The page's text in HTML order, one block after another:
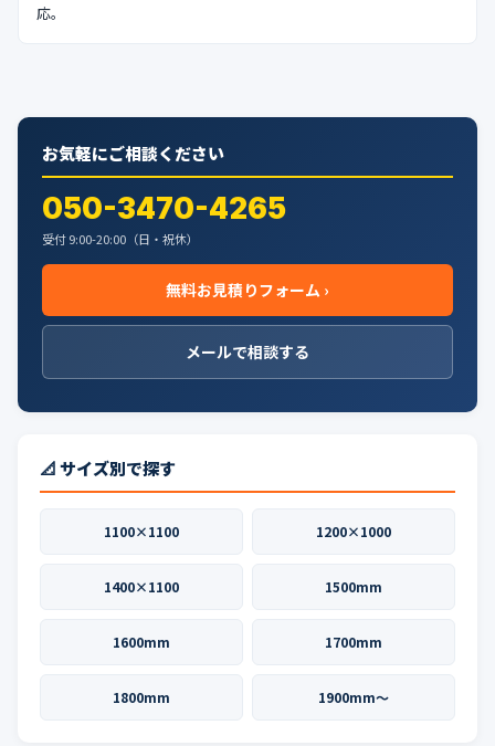
応。
お気軽にご相談ください
050-3470-4265
受付 9:00-20:00（日・祝休）
無料お見積りフォーム ›
メールで相談する
📐 サイズ別で探す
1100×1100 1200×1000
1400×1100 1500mm
1600mm 1700mm
1800mm 1900mm〜